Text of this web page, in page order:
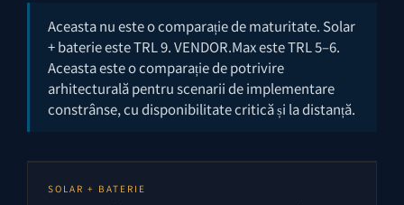
Aceasta nu este o comparație de maturitate. Solar
+ baterie este TRL 9. VENDOR.Max este TRL 5–6.
Aceasta este o comparație de potrivire
arhitecturală pentru scenarii de implementare
constrânse, cu disponibilitate critică și la distanță.
SOLAR + BATERIE